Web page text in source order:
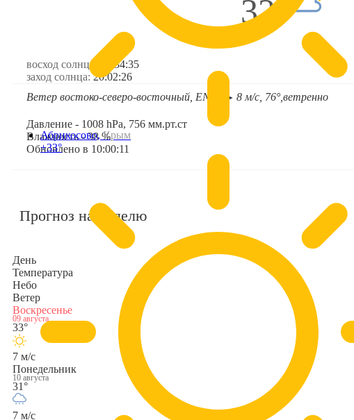
Абрикосово,Крым
+33°
32°
восход солнца:
05:34:35
заход солнца:20:02:26
Ветер востоко-северо-восточный, ENE
➤ 8 м/с, 76°, ветренно
Давление - 1008 hPa, 756 мм.рт.ст
Влажность - 38 %
Обновлено в 10:00:11
Прогноз на неделю
День
Температура
Небо
Ветер
Воскресенье
09 августа
33°
7 м/с
Понедельник
10 августа
31°
7 м/с